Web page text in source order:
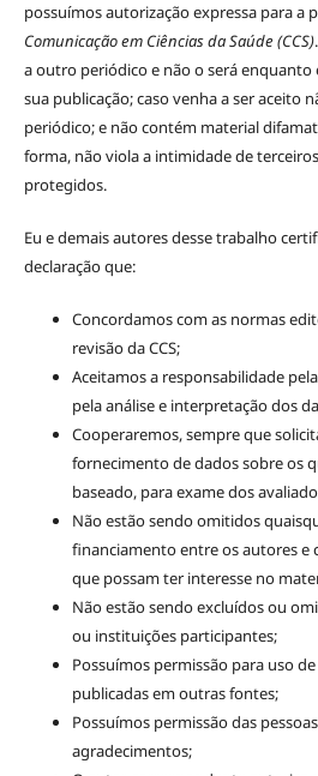
possuímos autorização expressa para a
Comunicação em Ciências da Saúde (CCS)
a outro periódico e não o será enquanto
sua publicação; caso venha a ser aceito
periódico; e não contém material
forma, não viola a intimidade de
protegidos.
Eu e demais autores desse trabalho
declaração que:
Concordamos com as normas
revisão da CCS;
Aceitamos a responsabilidade
pela análise e interpretação dos
Cooperaremos, sempre que
fornecimento de dados sobre os
baseado, para exame dos
Não estão sendo omitidos
financiamento entre os autores e
que possam ter interesse no
Não estão sendo excluídos ou
ou instituições participantes;
Possuímos permissão para uso
publicadas em outras fontes;
Possuímos permissão das
agradecimentos;